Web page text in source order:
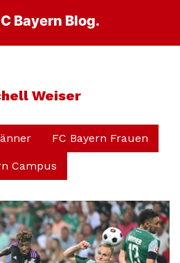
Bayern Blog.
Weiser
FC Bayern Frauen
Campus